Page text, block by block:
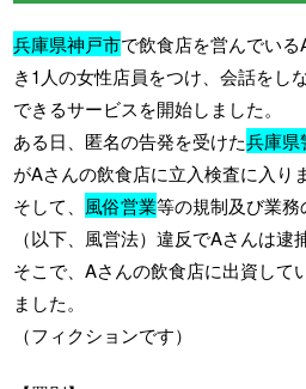
兵庫県神戸市で飲食店を営んでい
き1人の女性店員をつけ、会話をし
できるサービスを開始しました。
ある日、匿名の告発を受けた兵庫県
がAさんの飲食店に立入検査に入り
そして、 風俗営業等の規制及び業
（以下、風営法）違反でAさんは逮
そこで、Aさんの飲食店に出資して
ました。
（フィクションです）